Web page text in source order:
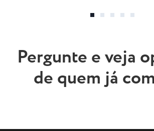
Pergunte e veja
de quem já